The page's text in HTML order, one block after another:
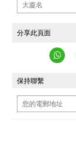
分享此頁面
保持聯繫